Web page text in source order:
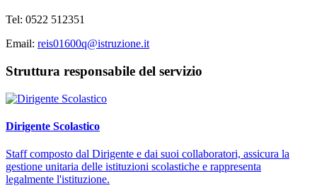
Tel: 0522 512351
Email: reis01600q@istruzione.it
Struttura responsabile del servizio
Dirigente Scolastico
Staff composto dal Dirigente e dai suoi collaboratori, assicura la
gestione unitaria delle istituzioni scolastiche e rappresenta
legalmente l'istituzione.